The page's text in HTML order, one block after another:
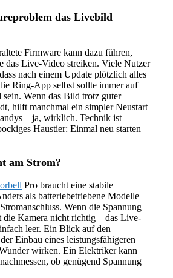
das Livebild
Firmware kann dazu führen,
das Live-Video streiken. Viele Nutzer
nach einem Update plötzlich alles
Ring-App selbst sollte immer auf
sein. Wenn das Bild trotz guter
hilft manchmal ein simpler Neustart
– ja, wirklich. Technik ist
Haustier: Einmal neu starten
am Strom?
Pro braucht eine stabile
als batteriebetriebene Modelle
Wenn die Spannung
die Kamera nicht richtig – das Live-
leer. Ein Blick auf den
Einbau eines leistungsfähigeren
wirken. Ein Elektriker kann
ob genügend Spannung